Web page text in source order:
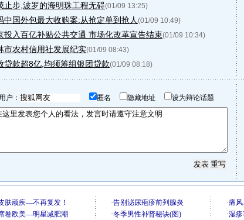
止步,波罗的海明珠工程无碍(01/09 13:25)
中国外包最大收购案:从抢定单到抢人 (01/09 10:49)
投入百亿补贴公共交通 市场化改革宣告结束(01/09 10:34)
市农村信用社发展纪实(01/09 08:43)
贷款超8亿,均须筹组银团贷款(01/09 08:18)
用户： 匿名 隐藏地址 设为辩论话题